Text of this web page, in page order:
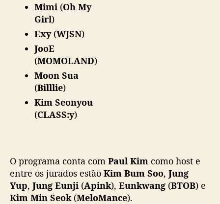
Mimi (Oh My
Girl)
Exy (WJSN)
JooE
(MOMOLAND)
Moon Sua
(Billlie)
Kim Seonyou
(CLASS:y)
O programa conta com Paul Kim como host e
entre os jurados estão Kim Bum Soo, Jung
Yup, Jung Eunji (Apink), Eunkwang (BTOB) e
Kim Min Seok (MeloMance).